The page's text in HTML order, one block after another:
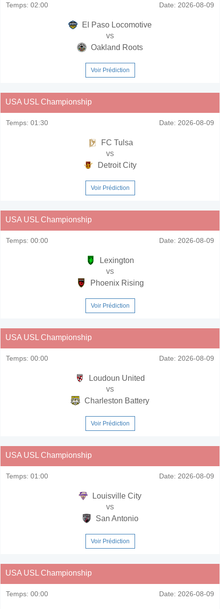
Temps: 02:00 Date: 2026-08-09
El Paso Locomotive
vs
Oakland Roots
Voir Prédiction
USA USL Championship
Temps: 01:30 Date: 2026-08-09
FC Tulsa
vs
Detroit City
Voir Prédiction
USA USL Championship
Temps: 00:00 Date: 2026-08-09
Lexington
vs
Phoenix Rising
Voir Prédiction
USA USL Championship
Temps: 00:00 Date: 2026-08-09
Loudoun United
vs
Charleston Battery
Voir Prédiction
USA USL Championship
Temps: 01:00 Date: 2026-08-09
Louisville City
vs
San Antonio
Voir Prédiction
USA USL Championship
Temps: 00:00 Date: 2026-08-09